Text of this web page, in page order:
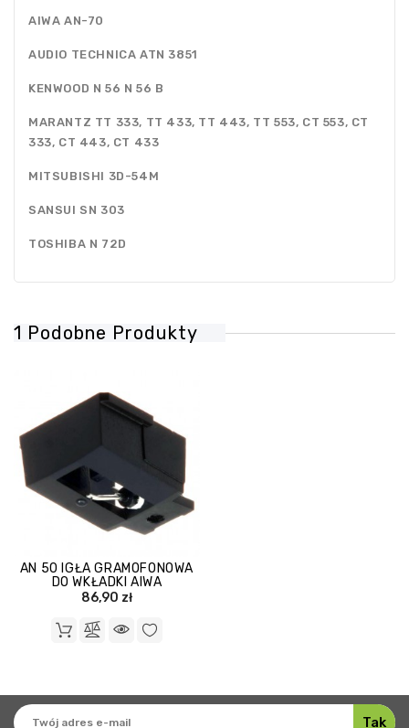
AIWA AN-70
AUDIO TECHNICA ATN 3851
KENWOOD N 56 N 56 B
MARANTZ TT 333, TT 433, TT 443, TT 553, CT 553, CT
333, CT 443, CT 433
MITSUBISHI 3D-54M
SANSUI SN 303
TOSHIBA N 72D
1 Podobne Produkty
AN 50 IGŁA GRAMOFONOWA
DO WKŁADKI AIWA
86,90 zł